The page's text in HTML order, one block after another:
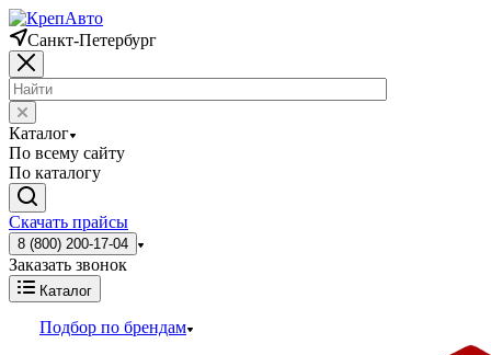
Санкт-Петербург
Каталог
По всему сайту
По каталогу
Скачать прайсы
8 (800) 200-17-04
Заказать звонок
Каталог
Подбор по брендам